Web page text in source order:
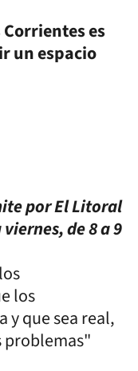
es
un espacio
por El Litoral
de 8 a 9
los
y que sea real,
problemas"